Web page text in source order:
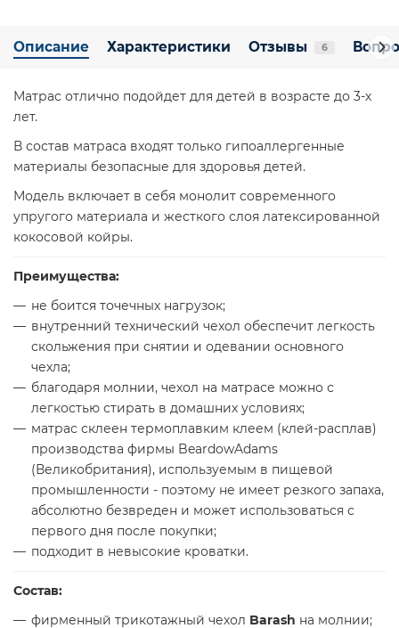
Описание Характеристики Отзывы 6
Матрас отлично подойдет для детей в возрасте до 3-х
лет.
В состав матраса входят только гипоаллергенные
материалы безопасные для здоровья детей.
Модель включает в себя монолит современного
упругого материала и жесткого слоя латексированной
кокосовой койры.
Преимущества:
не боится точечных нагрузок;
внутренний технический чехол обеспечит легкость
скольжения при снятии и одевании основного
чехла;
благодаря молнии, чехол на матрасе можно с
легкостью стирать в домашних условиях;
матрас склеен термоплавким клеем (клей-расплав)
производства фирмы BeardowAdams
(Великобритания), используемым в пищевой
промышленности - поэтому не имеет резкого запаха,
абсолютно безвреден и может использоваться с
первого дня после покупки;
подходит в невысокие кроватки.
Состав:
фирменный трикотажный чехол Barash на молнии;